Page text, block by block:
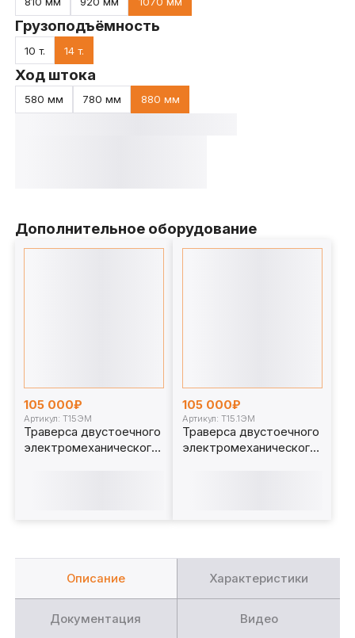
Грузоподъёмность
10 т. 14 т.
Ход штока
580 мм 780 мм 880 мм
Дополнительное оборудование
105 000₽
Артикул: Т15ЭМ
Траверса двустоечного
электромеханического
105 000₽
Артикул: Т15.1ЭМ
Траверса двустоечного
электромеханического
Описание Характеристики
Документация Видео